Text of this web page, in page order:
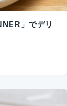
」でデリ